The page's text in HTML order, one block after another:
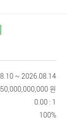
~ 2026.08.14
50,000,000,000 원
0.00 : 1
100%